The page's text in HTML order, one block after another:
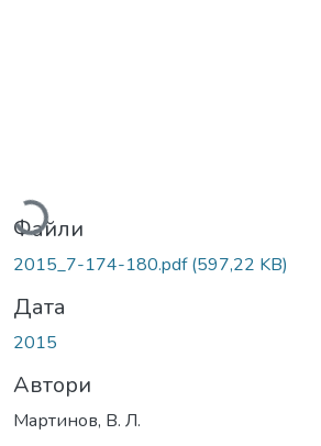
Вантажиться...
Файли
2015_7-174-180.pdf(597,22 KB)
Дата
2015
Автори
Мартинов, В. Л.